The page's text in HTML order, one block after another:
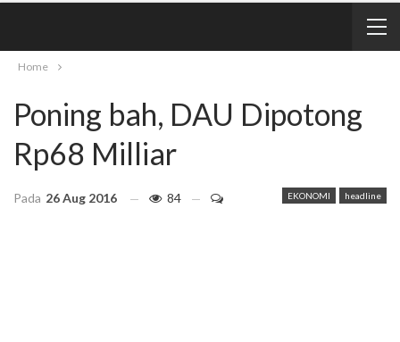
Home
Poning bah, DAU Dipotong
Rp68 Milliar
EKONOMI headline
Pada 26 Aug 2016 84